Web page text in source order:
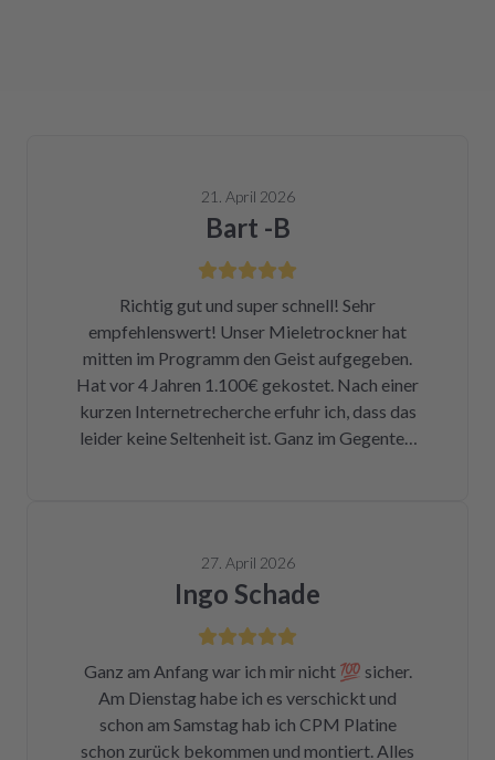
21. April 2026
Bart -B
Richtig gut und super schnell! Sehr
empfehlenswert! Unser Mieletrockner hat
mitten im Programm den Geist aufgegeben.
Hat vor 4 Jahren 1.100€ gekostet. Nach einer
kurzen Internetrecherche erfuhr ich, dass das
leider keine Seltenheit ist. Ganz im Gegenteil.
Modell und Fehler eingegeben und dann hatte
ich die Wahl, eine refurbished Platine für
139€ zu kaufen oder meine kaputte Platine
einzusenden und für 99€ reparieren zu lassen.
Der Ausbau war kein Hexenwerk. Ein paar
Fotos für den Wiedereinbau gemacht. Eine
halbe Stunde, nachdem mein Paket
27. April 2026
Ingo Schade
Ganz am Anfang war ich mir nicht 💯 sicher.
Am Dienstag habe ich es verschickt und
schon am Samstag hab ich CPM Platine
schon zurück bekommen und montiert. Alles